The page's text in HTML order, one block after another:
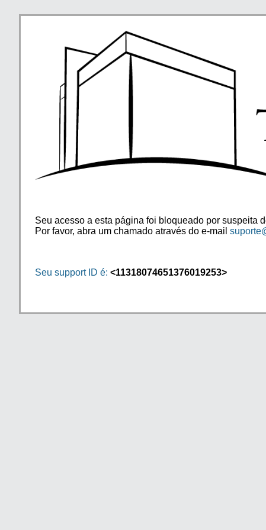
Seu acesso a esta página foi bloqueado por suspeita
Por favor, abra um chamado através do e-mail
Seu support ID é: <11318074651376019253>